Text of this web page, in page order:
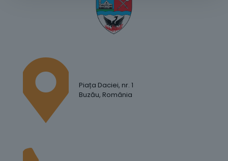
Piața Daciei, nr. 1
Buzău, România